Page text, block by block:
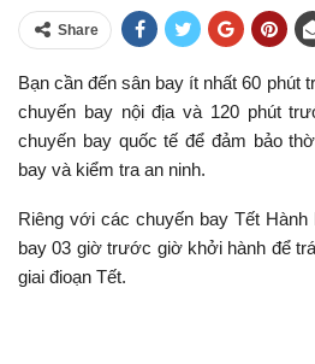
Share
Bạn cần đến sân bay ít nhất 60
chuyến bay nội địa và 120 phút
chuyến bay quốc tế để đảm bảo
bay và kiểm tra an ninh.
Riêng với các chuyến bay Tết
bay 03 giờ trước giờ khởi hành để
giai đioạn Tết.